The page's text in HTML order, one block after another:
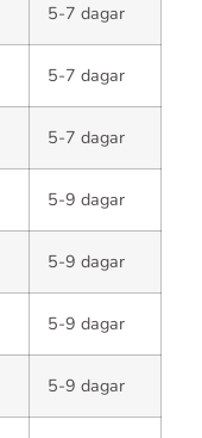
5-7 dagar
5-7 dagar
5-7 dagar
5-9 dagar
5-9 dagar
5-9 dagar
5-9 dagar